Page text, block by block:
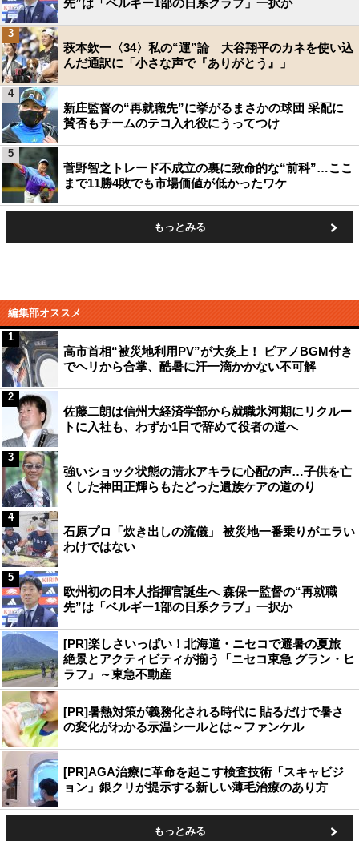
先”は「ベルギー1部の日系クラブ」一択か
萩本欽一〈34〉私の“運”論 大谷翔平のカネを使い込
んだ通訳に「小さな声で『ありがとう』」
3
新庄監督の“再就職先”に挙がるまさかの球団 采配に
賛否もチームのテコ入れ役にうってつけ
4
菅野智之トレード不成立の裏に致命的な“前科”…ここ
まで11勝4敗でも市場価値が低かったワケ
5
もっとみる
編集部オススメ
高市首相“被災地利用PV”が大炎上！ ピアノBGM付き
でヘリから合掌、酷暑に汗一滴かかない不可解
1
佐藤二朗は信州大経済学部から就職氷河期にリクルー
トに入社も、わずか1日で辞めて役者の道へ
2
強いショック状態の清水アキラに心配の声…子供を亡
くした神田正輝らもたどった遺族ケアの道のり
3
石原プロ「炊き出しの流儀」 被災地一番乗りがエラい
わけではない
4
欧州初の日本人指揮官誕生へ 森保一監督の“再就職
先”は「ベルギー1部の日系クラブ」一択か
5
[PR]楽しさいっぱい！北海道・ニセコで避暑の夏旅
絶景とアクティビティが揃う「ニセコ東急 グラン・ヒ
ラフ」～東急不動産
[PR]暑熱対策が義務化される時代に 貼るだけで暑さ
の変化がわかる示温シールとは～ファンケル
[PR]AGA治療に革命を起こす検査技術「スキャビジ
ョン」銀クリが提示する新しい薄毛治療のあり方
もっとみる